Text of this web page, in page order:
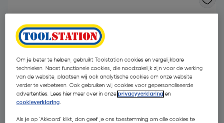
Om je beter te helpen, gebruikt Toolstation cookies en vergelijkbare
technieken. Naast functionele cookies, die noodzakelijk zijn voor de werking
van de website, plaatsen wij ook analytische cookies om onze website
verder te verbeteren. Ook gebruiken wij cookies voor gepersonaliseerde
advertenties. Lees hier meer over in onzeprivacyverklaring en
cookieverklaring.
Als je op 'Akkoord' klikt, dan geef je ons toestemming om alle cookies te